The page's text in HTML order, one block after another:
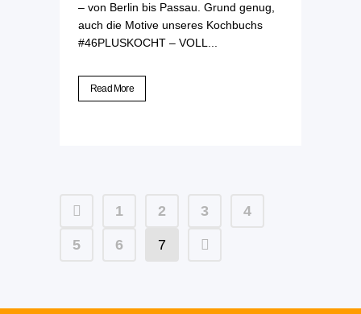
– von Berlin bis Passau. Grund genug,
auch die Motive unseres Kochbuchs
#46PLUSKOCHT – VOLL...
Read More
1 2 3 4
5 6 7